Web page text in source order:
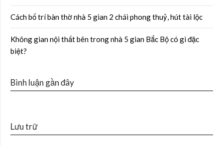
Cách bố trí bàn thờ nhà 5 gian 2 chái phong thuỷ, hút tài lộc
Không gian nội thất bên trong nhà 5 gian Bắc Bộ có gì đặc
biệt?
Bình luận gần đây
Lưu trữ